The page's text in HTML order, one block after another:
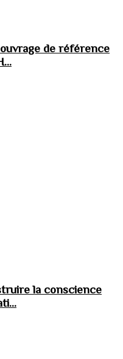
de référence
la conscience